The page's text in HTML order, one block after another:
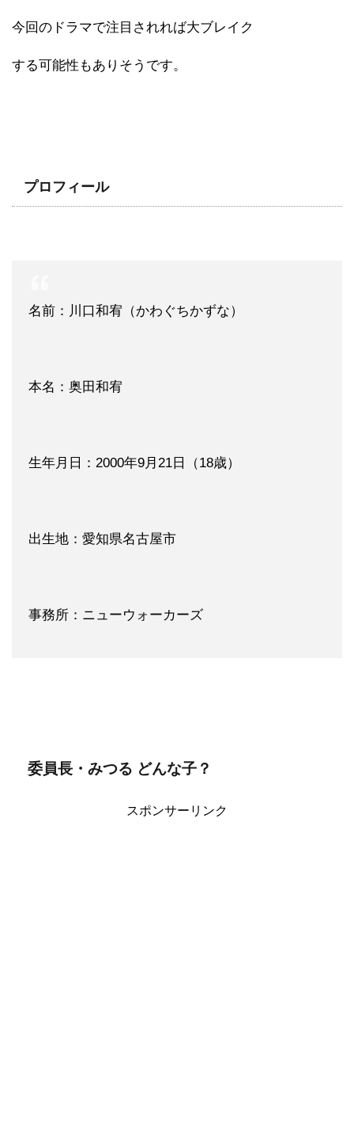
今回のドラマで注目されれば大ブレイク
する可能性もありそうです。
プロフィール
名前：川口和宥（かわぐちかずな）
本名：奥田和宥
生年月日：2000年9月21日（18歳）
出生地：愛知県名古屋市
事務所：ニューウォーカーズ
委員長・みつる どんな子？
スポンサーリンク